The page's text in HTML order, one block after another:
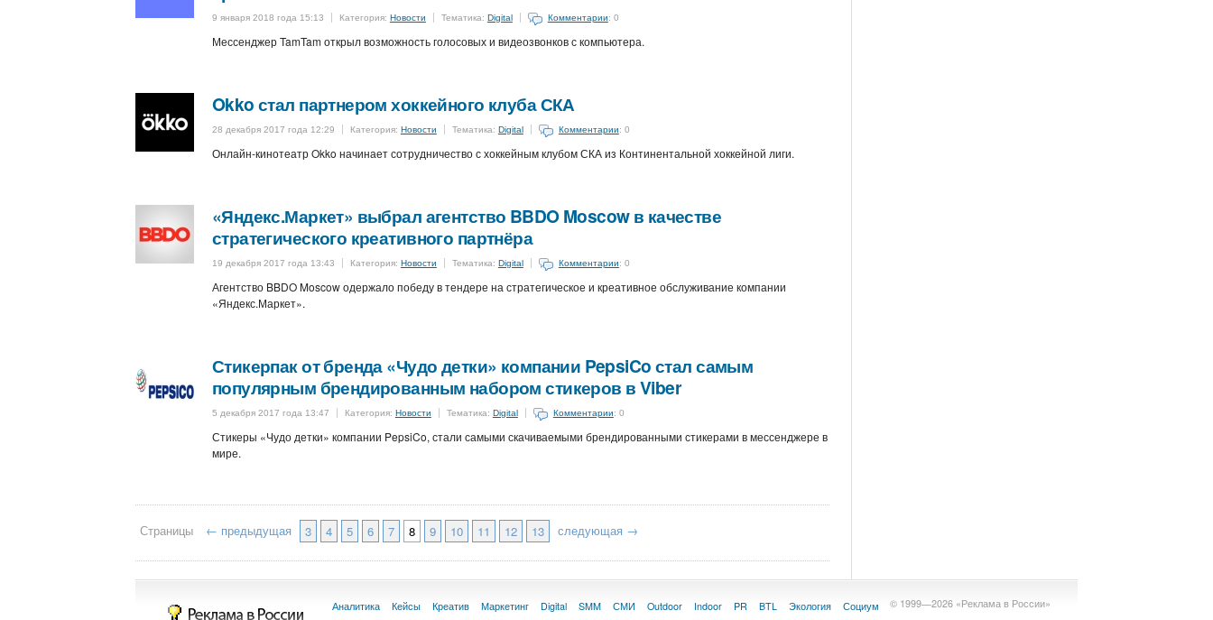
9 января 2018 года 15:13 Категория: Новости Тематика: Digital Комментарии: 0
Мессенджер TamTam открыл возможность голосовых и видеозвонков с компьютера.
Okko стал партнером хоккейного клуба СКА
28 декабря 2017 года 12:29 Категория: Новости Тематика: Digital Комментарии: 0
Онлайн-кинотеатр Okko начинает сотрудничество с хоккейным клубом СКА из Континентальной хоккейной лиги.
«Яндекс.Маркет» выбрал агентство BBDO Moscow в качестве
стратегического креативного партнёра
19 декабря 2017 года 13:43 Категория: Новости Тематика: Digital Комментарии: 0
Агентство BBDO Moscow одержало победу в тендере на стратегическое и креативное обслуживание компании
«Яндекс.Маркет».
Стикерпак от бренда «Чудо детки» компании PepsiCo стал самым
популярным брендированным набором стикеров в Viber
5 декабря 2017 года 13:47 Категория: Новости Тематика: Digital Комментарии: 0
Стикеры «Чудо детки» компании PepsiCo, стали самыми скачиваемыми брендированными стикерами в мессенджере в
мире.
Страницы ← предыдущая 3 4 5 6 7 8 9 10 11 12 13 следующая →
© 1999—2026 «Реклама в России»
Аналитика Кейсы Креатив Маркетинг Digital SMM СМИ Outdoor Indoor PR BTL Экология
Социум